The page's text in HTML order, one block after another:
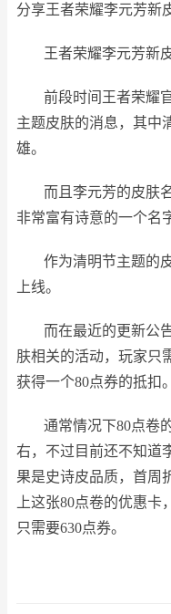
分享王者荣耀李元芳新
王者荣耀李元芳新
前段时间王者荣耀
主题皮肤的消息，其中
雄。
而且李元芳的皮肤
非常富有诗意的一个名
作为清明节主题的
上线。
而在最近的更新公
肤相关的活动，玩家只
获得一个80点券的抵扣。
通常情况下80点卷
右，不过目前还不知道
果是史诗皮品质，首周
上这张80点卷的优惠
只需要630点券。